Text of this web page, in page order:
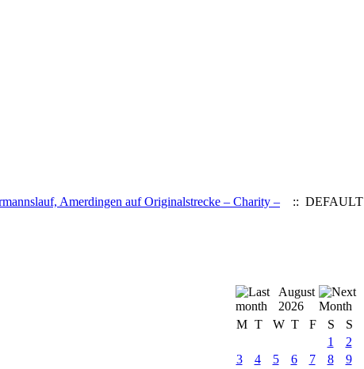
Amerdingen auf Originalstrecke – Charity – :: DEFAULT
August
2026
M T W T F S
S
1
2
3
4 5 6 7 8
9